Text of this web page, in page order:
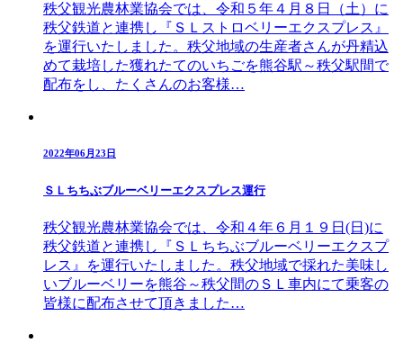
秩父観光農林業協会では、令和５年４月８日（土）に
秩父鉄道と連携し『ＳＬストロベリーエクスプレス』
を運行いたしました。秩父地域の生産者さんが丹精込
めて栽培した獲れたてのいちごを熊谷駅～秩父駅間で
配布をし、たくさんのお客様…
2022年06月23日
ＳＬちちぶブルーベリーエクスプレス運行
秩父観光農林業協会では、令和４年６月１９日(日)に
秩父鉄道と連携し『ＳＬちちぶブルーベリーエクスプ
レス』を運行いたしました。秩父地域で採れた美味し
いブルーベリーを熊谷～秩父間のＳＬ車内にて乗客の
皆様に配布させて頂きました…